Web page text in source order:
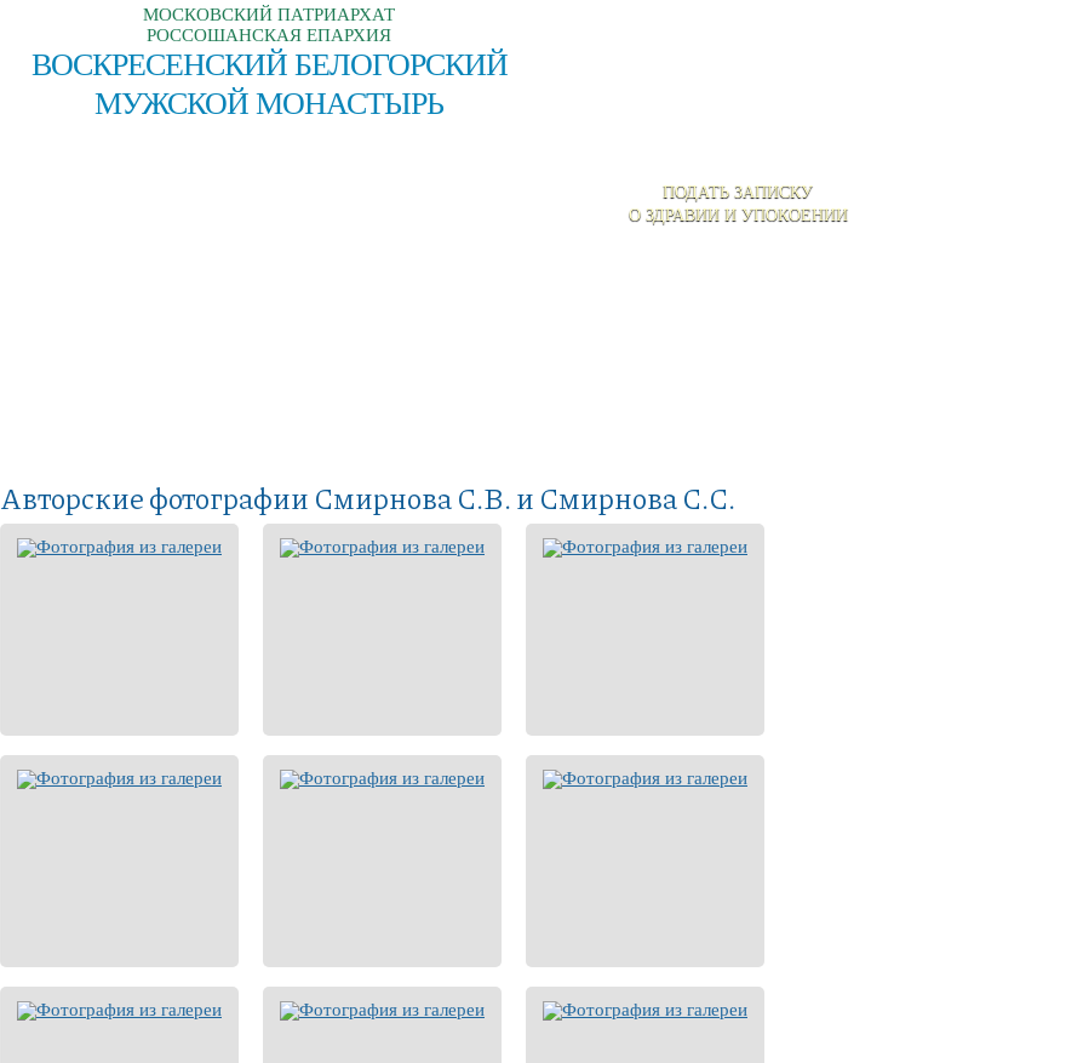
МОСКОВСКИЙ ПАТРИАРХАТ
РОССОШАНСКАЯ ЕПАРХИЯ
ВОСКРЕСЕНСКИЙ БЕЛОГОРСКИЙ
МУЖСКОЙ МОНАСТЫРЬ
ПОДАТЬ ЗАПИСКУ
О ЗДРАВИИ И УПОКОЕНИИ
Авторские фотографии Смирнова С.В. и Смирнова С.С.